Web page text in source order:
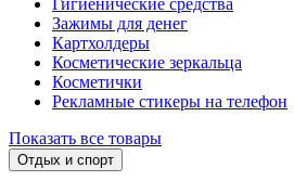
Гигиенические средства
Зажимы для денег
Картхолдеры
Косметические зеркальца
Косметички
Рекламные стикеры на телефон
Показать все товары
Отдых и спорт